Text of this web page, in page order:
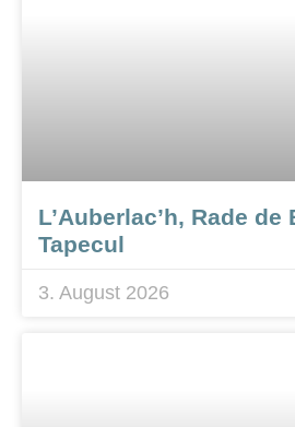
L’Auberlac’h, Rade de
Tapecul
3. August 2026